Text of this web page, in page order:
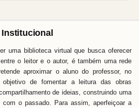
Institucional
uma biblioteca virtual que busca oferecer
o leitor e o autor, é também uma rede
aproximar o aluno do professor, no
de fomentar a leitura das obras
de ideias, construindo uma
o passado. Para assim, aperfeiçoar a